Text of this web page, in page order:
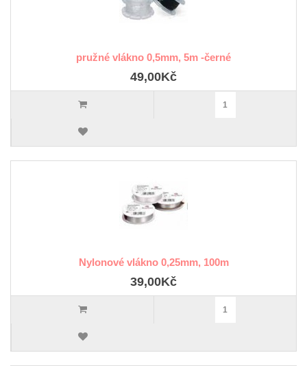
pružné vlákno 0,5mm, 5m -černé
49,00Kč
Nylonové vlákno 0,25mm, 100m
39,00Kč